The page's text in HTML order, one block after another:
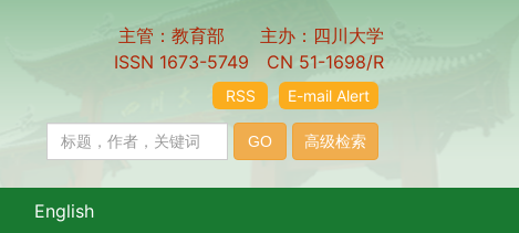
主管：教育部 主办：四川大学
ISSN 1673-5749 CN 51-1698/R
E-mail Alert
RSS
English